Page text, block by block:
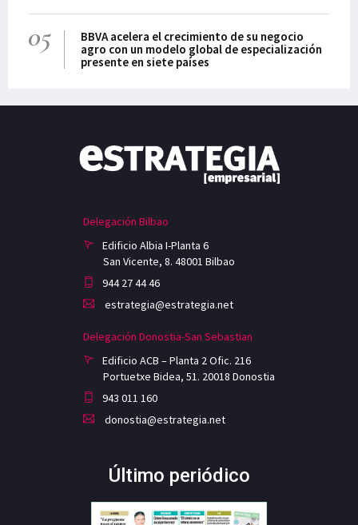
05
BBVA acelera el crecimiento de su negocio
agro con un modelo global de especialización
presente en siete países
Delegación Bilbao
Edificio Albia I-Planta 6
San Vicente, 8. 48001 Bilbao
944 27 44 46
estrategia@estrategia.net
Delegación Donostia-San Sebastian
Edificio ACB – Planta 2 Ofic. 216
Portuetxe Bidea, 51. 20018 Donostia
943 011 160
donostia@estrategia.net
Último periódico